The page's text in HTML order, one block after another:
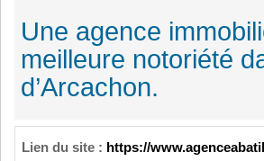
Une agence
meilleure notoriété
d’Arcachon.
Lien du site : https://